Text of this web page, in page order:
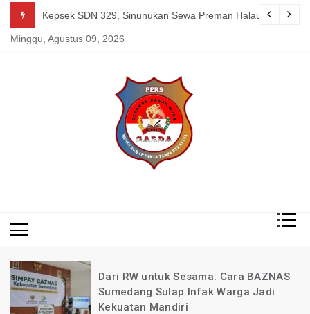
content
Tetap Berkarya dan Mandiri Agustus 07, 2026
Kepsek SDN 329, Sinunukan Sewa Preman Halau LSM
Minggu, Agustus 09, 2026
Dari RW untuk Sesama: Cara BAZNAS
Sumedang Sulap Infak Warga Jadi
Kekuatan Mandiri